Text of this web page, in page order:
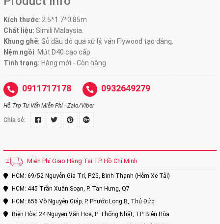
Kích thước: 2.5*1.7*0.85m
Chất liệu: Simili Malaysia.
Khung ghế: Gỗ dầu đỏ qua xử lý, ván Flywood tạo dáng.
Nệm ngồi: Mút D40 cao cấp
Tình trạng: Hàng mới - Còn hàng
0911717178 0932649279
Hỗ Trợ Tư Vấn Miễn Phí - Zalo/Viber
Chia sẻ:
Miễn Phí Giao Hàng Tại TP. Hồ Chí Minh
HCM: 69/52 Nguyễn Gia Trí, P.25, Bình Thạnh (Hẻm Xe Tải)
HCM: 445 Trần Xuân Soạn, P. Tân Hưng, Q7
HCM: 656 Võ Nguyên Giáp, P. Phước Long B, Thủ Đức.
Biên Hòa: 24 Nguyễn Văn Hoa, P. Thống Nhất, TP. Biên Hòa